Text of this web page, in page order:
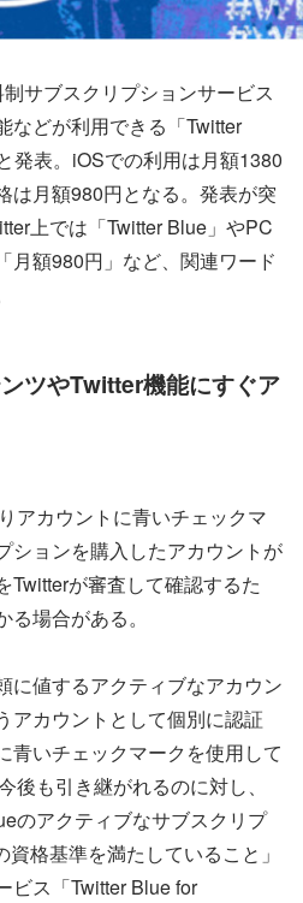
サブスクリプションサービス
などが利用できる「Twitter
発表。iOSでの利用は月額1380
は月額980円となる。発表が突
上では「Twitter Blue」やPC
月額980円」など、関連ワード
ツやTwitter機能にすぐア
アカウントに青いチェックマ
ションを購入したアカウントが
Twitterが審査して確認するた
場合がある。
に値するアクティブなアカウン
アカウントとして個別に認証
青いチェックマークを使用して
後も引き継がれるのに対し、
のアクティブなサブスクリプ
格基準を満たしていること」
ビス「Twitter Blue for